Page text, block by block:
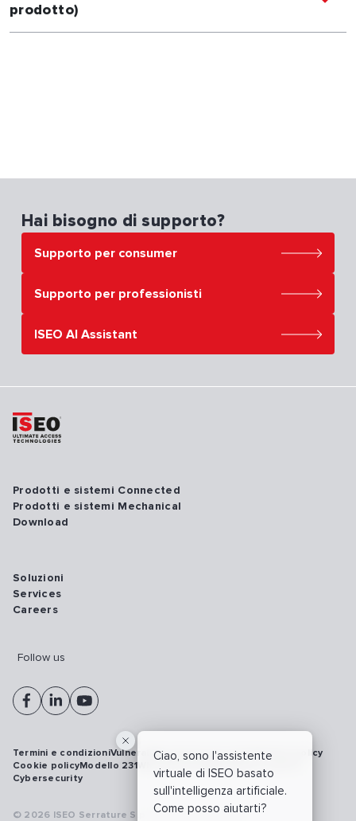
prodotto)
Hai bisogno di supporto?
Supporto per consumer
Supporto per professionisti
ISEO AI Assistant
Ciao, sono l'assistente
virtuale di ISEO basato
sull'intelligenza artificiale.
Come posso aiutarti?
Prodotti e sistemi Connected
Prodotti e sistemi Mechanical
Download
Soluzioni
Services
Careers
Follow us
© 2026 ISEO Serrature S.p.A. All right reserved
Termini e condizioniVulnerability disclosure policyPrivacy policy
Cookie policyModello 231WhistleblowingRichiamo prodotti
Cybersecurity